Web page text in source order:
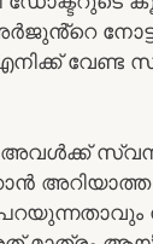
എനിക്ക്
സ്വന്തം